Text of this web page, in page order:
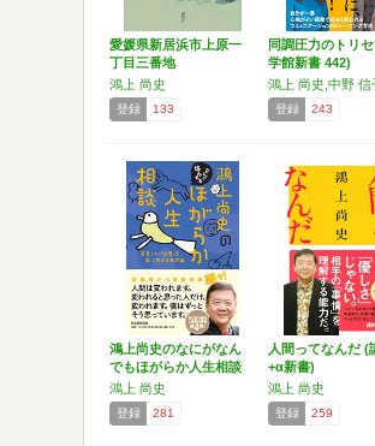
愛媛県新居浜市上原一
丁目三番地
鴻上 尚史
登録 133
同調圧力のトリ
学館新書 442)
鴻上 尚史,中野 信
登録 243
鴻上尚史のなにがなん
でもほがらか人生相談
――…
鴻上 尚史
登録 281
人間ってなんだ (
+α新書)
鴻上 尚史
登録 259